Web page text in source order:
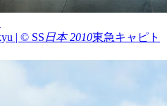
日本 2010東急キャピト